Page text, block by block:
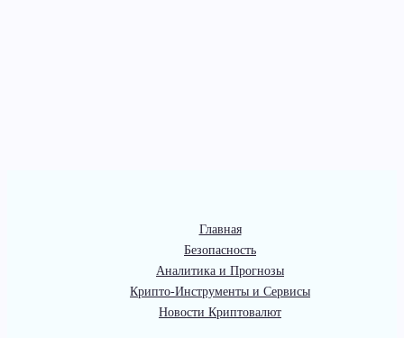
Главная
Безопасность
Аналитика и Прогнозы
Крипто-Инструменты и Сервисы
Новости Криптовалют